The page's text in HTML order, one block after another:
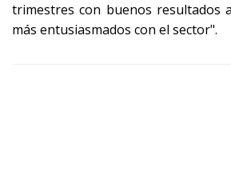
trimestres con buenos resultados
más entusiasmados con el sector".